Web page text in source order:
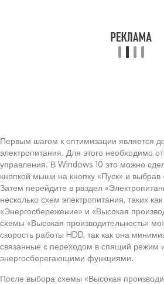
Первым шагом к оптимизации является
электропитания. Для этого необходимо
управления. В Windows 10 это можно
кнопкой мыши на кнопку «Пуск» и
Затем перейдите в раздел
несколько схем электропитания, таких
«Энергосбережение» и «Высокая
схемы «Высокая производительность»
скорость работы HDD, так как она
связанные с переходом в спящий режим
энергосберегающими функциями.
После выбора схемы «Высокая